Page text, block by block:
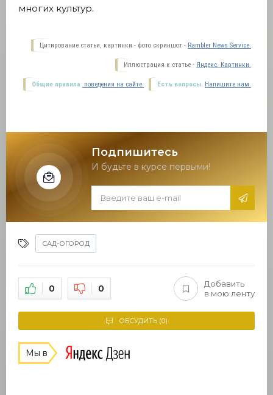
многих культур.
Цитирование статьи, картинки - фото скриншот - Rambler News Service.
Иллюстрация к статье - Яндекс. Картинки.
Есть вопросы. Напишите нам.
Общие правила поведения на сайте.
Подпишитесь
И будьте в курсе первыми!
САД-ОГОРОД
0 0
Добавить
в мою ленту
ОБСУДИТЬ (0)
Мы в